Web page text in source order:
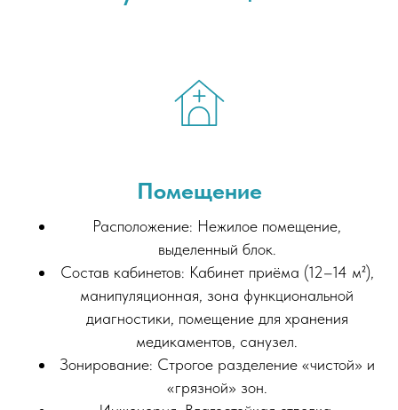
Помещение
Расположение: Нежилое помещение,
выделенный блок.
Состав кабинетов: Кабинет приёма (12–14 м²),
манипуляционная, зона функциональной
диагностики, помещение для хранения
медикаментов, санузел.
Зонирование: Строгое разделение «чистой» и
«грязной» зон.